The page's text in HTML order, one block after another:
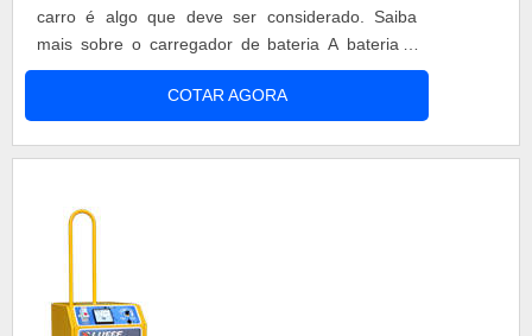
carro é algo que deve ser considerado. Saiba
mais sobre o carregador de bateria A bateria é
responsável pela partida do veículo, bem como
por manter todos os demais sistemas elétricos do
carro. Ela é carregada pelo alternador, porém
COTAR AGORA